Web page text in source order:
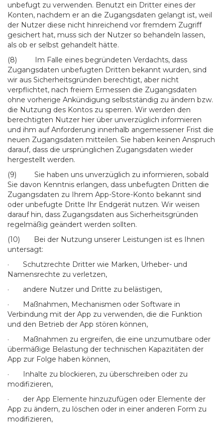
unbefugt zu verwenden. Benutzt ein Dritter eines der
Konten, nachdem er an die Zugangsdaten gelangt ist, weil
der Nutzer diese nicht hinreichend vor fremdem Zugriff
gesichert hat, muss sich der Nutzer so behandeln lassen,
als ob er selbst gehandelt hätte.
(8) Im Falle eines begründeten Verdachts, dass
Zugangsdaten unbefugten Dritten bekannt wurden, sind
wir aus Sicherheitsgründen berechtigt, aber nicht
verpflichtet, nach freiem Ermessen die Zugangsdaten
ohne vorherige Ankündigung selbstständig zu ändern bzw.
die Nutzung des Kontos zu sperren. Wir werden den
berechtigten Nutzer hier über unverzüglich informieren
und ihm auf Anforderung innerhalb angemessener Frist die
neuen Zugangsdaten mitteilen. Sie haben keinen Anspruch
darauf, dass die ursprünglichen Zugangsdaten wieder
hergestellt werden.
(9) Sie haben uns unverzüglich zu informieren, sobald
Sie davon Kenntnis erlangen, dass unbefugten Dritten die
Zugangsdaten zu Ihrem App-Store-Konto bekannt sind
oder unbefugte Dritte Ihr Endgerät nutzen. Wir weisen
darauf hin, dass Zugangsdaten aus Sicherheitsgründen
regelmäßig geändert werden sollten.
(10) Bei der Nutzung unserer Leistungen ist es Ihnen
untersagt:
· Schutzrechte Dritter wie Marken, Urheber- und
Namensrechte zu verletzen,
· andere Nutzer und Dritte zu belästigen,
· Maßnahmen, Mechanismen oder Software in
Verbindung mit der App zu verwenden, die die Funktion
und den Betrieb der App stören können,
· Maßnahmen zu ergreifen, die eine unzumutbare oder
übermäßige Belastung der technischen Kapazitäten der
App zur Folge haben können,
· Inhalte zu blockieren, zu überschreiben oder zu
modifizieren,
· der App Elemente hinzuzufügen oder Elemente der
App zu ändern, zu löschen oder in einer anderen Form zu
modifizieren,